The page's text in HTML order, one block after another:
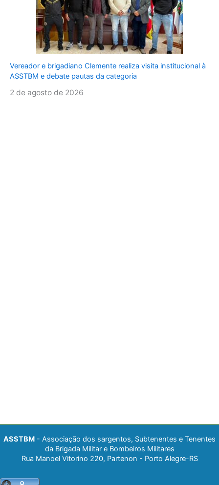
Vereador e brigadiano Clemente realiza visita institucional à
ASSTBM e debate pautas da categoria
2 de agosto de 2026
ASSTBM - Associação dos sargentos, Subtenentes e Tenentes
da Brigada Militar e Bombeiros Militares
Rua Manoel Vitorino 220, Partenon - Porto Alegre-RS